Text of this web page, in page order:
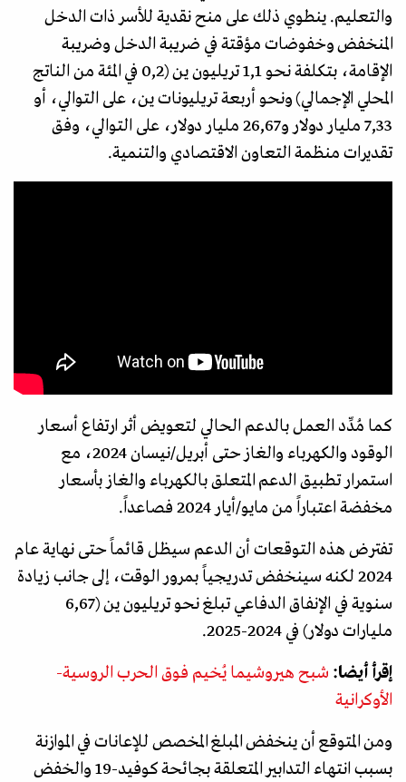
والتعليم. ينطوي ذلك على منح نقدية للأسر ذات الدخل
المنخفض وخفوضات مؤقتة في ضريبة الدخل وضريبة
الإقامة، بتكلفة نحو 1,1 تريليون ين (0,2 في المئة من الناتج
المحلي الإجمالي) ونحو أربعة تريليونات ين، على التوالي، أو
7,33 مليار دولار و26,67 مليار دولار، على التوالي، وفق
تقديرات منظمة التعاون الاقتصادي والتنمية.
كما مُدِّد العمل بالدعم الحالي لتعويض أثر ارتفاع أسعار
الوقود والكهرباء والغاز حتى أبريل/نيسان 2024، مع
استمرار تطبيق الدعم المتعلق بالكهرباء والغاز بأسعار
مخفضة اعتباراً من مايو/أيار 2024 فصاعداً.
تفترض هذه التوقعات أن الدعم سيظل قائماً حتى نهاية عام
2024 لكنه سينخفض تدريجياً بمرور الوقت، إلى جانب زيادة
سنوية في الإنفاق الدفاعي تبلغ نحو تريليون ين (6,67
مليارات دولار) في 2024-2025.
إقرأ أيضا: شبح هيروشيما يُخيم فوق الحرب الروسية-
الأوكرانية
ومن المتوقع أن ينخفض المبلغ المخصص للإعانات في الموازنة
بسبب انتهاء التدابير المتعلقة بجائحة كوفيد-19 والخفض